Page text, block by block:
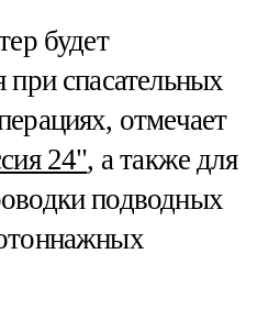
будет
при спасательных
отмечает
24", а также для
подводных